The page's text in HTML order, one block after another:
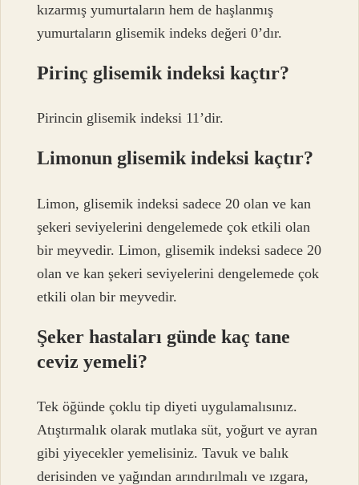
kızarmış yumurtaların hem de haşlanmış
yumurtaların glisemik indeks değeri 0’dır.
Pirinç glisemik indeksi kaçtır?
Pirincin glisemik indeksi 11’dir.
Limonun glisemik indeksi kaçtır?
Limon, glisemik indeksi sadece 20 olan ve kan
şekeri seviyelerini dengelemede çok etkili olan
bir meyvedir. Limon, glisemik indeksi sadece 20
olan ve kan şekeri seviyelerini dengelemede çok
etkili olan bir meyvedir.
Şeker hastaları günde kaç tane
ceviz yemeli?
Tek öğünde çoklu tip diyeti uygulamalısınız.
Atıştırmalık olarak mutlaka süt, yoğurt ve ayran
gibi yiyecekler yemelisiniz. Tavuk ve balık
derisinden ve yağından arındırılmalı ve ızgara,